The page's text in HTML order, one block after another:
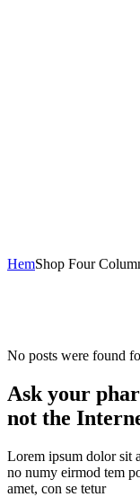
HemShop Four
No posts were found
Ask your
not the
Lorem ipsum dolor sit
no numy eirmod tem
amet, con se tetur